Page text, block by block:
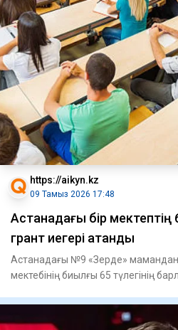
https://aikyn.kz
09 Тамыз 2026 17:48
Астанадағы бір мектептің
грант иегері атанды
Астанадағы №9 «Зерде»
мектебінің биылғы 65 түлегінің